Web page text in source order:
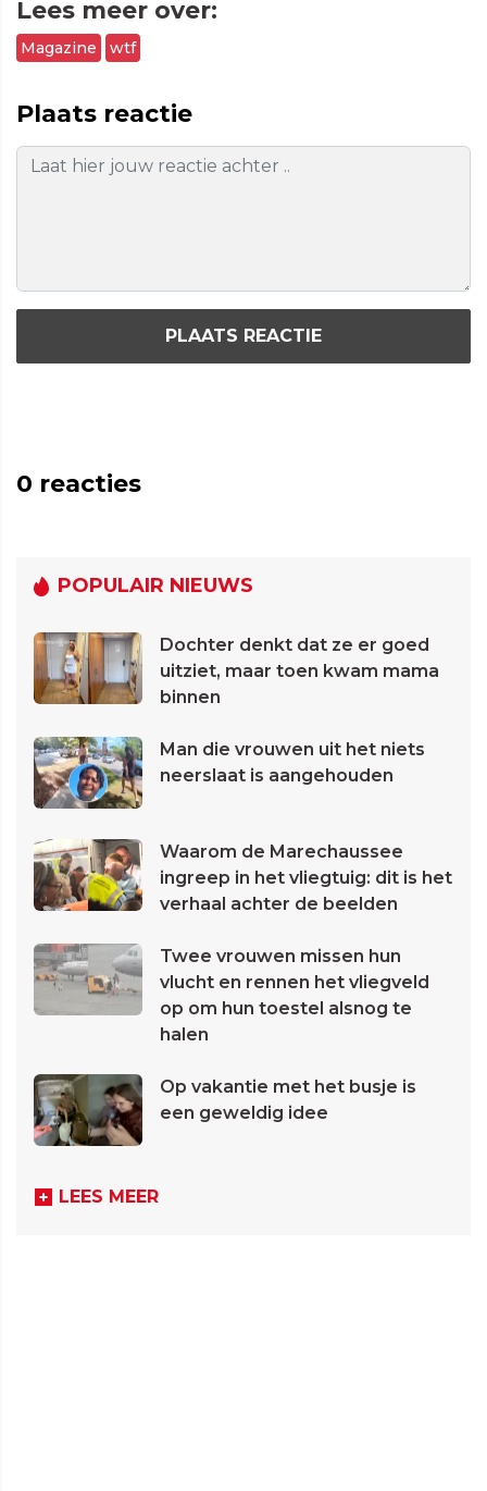
Lees meer over:
Magazine wtf
Plaats reactie
PLAATS REACTIE
0 reacties
POPULAIR NIEUWS
Dochter denkt dat ze er goed
uitziet, maar toen kwam mama
binnen
Man die vrouwen uit het niets
neerslaat is aangehouden
Waarom de Marechaussee
ingreep in het vliegtuig: dit is het
verhaal achter de beelden
Twee vrouwen missen hun
vlucht en rennen het vliegveld
op om hun toestel alsnog te
halen
Op vakantie met het busje is
een geweldig idee
LEES MEER